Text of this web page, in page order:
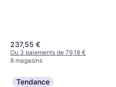
237,55 €
Ou 3 paiements de 79,18 €
8 magasins
Tendance